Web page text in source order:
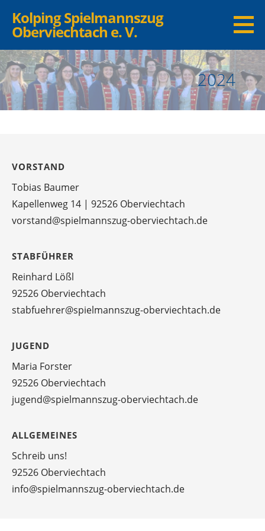
Kolping Spielmannszug
Oberviechtach e. V.
2024
VORSTAND
Tobias Baumer
Kapellenweg 14 | 92526 Oberviechtach
vorstand@spielmannszug-oberviechtach.de
STABFÜHRER
Reinhard Lößl
92526 Oberviechtach
stabfuehrer@spielmannszug-oberviechtach.de
JUGEND
Maria Forster
92526 Oberviechtach
jugend@spielmannszug-oberviechtach.de
ALLGEMEINES
Schreib uns!
92526 Oberviechtach
info@spielmannszug-oberviechtach.de